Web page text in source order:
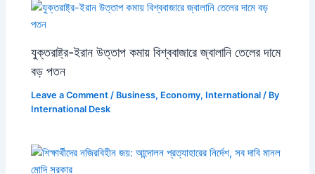
যুক্তরাষ্ট্র-ইরান উত্তাপ কমায় বিশ্ববাজারে জ্বালানি তেলের দামে
বড় পতন
Leave a Comment / Business, Economy, International / By
International Desk